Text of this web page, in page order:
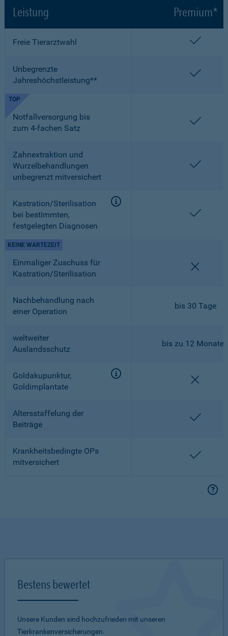
Leistung Premium*
Freie Tierarztwahl
Unbegrenzte
Jahreshöchstleistung**
Notfallversorgung bis
zum 4-fachen Satz
TOP
Zahnextraktion und
Wurzelbehandlungen
unbegrenzt mitversichert
Kastration/Sterilisation
bei bestimmten,
festgelegten Diagnosen
Einmaliger Zuschuss für
Kastration/Sterilisation
KEINE WARTEZEIT
Nachbehandlung nach
einer Operation
bis 30 Tage
weltweiter
Auslandsschutz
bis zu 12 Monaten
Goldakupunktur,
Goldimplantate
Altersstaffelung der
Beiträge
Krankheitsbedingte OPs
mitversichert
Bestens bewertet
Unsere Kunden sind hochzufrieden mit unseren
Tierkrankenversicherungen.